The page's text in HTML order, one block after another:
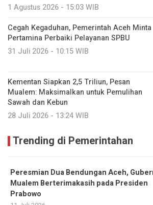
1 Agustus 2026 - 15:03 WIB
Cegah Kegaduhan, Pemerintah Aceh Minta
Pertamina Perbaiki Pelayanan SPBU
31 Juli 2026 - 10:15 WIB
Kementan Siapkan 2,5 Triliun, Pesan
Mualem: Maksimalkan untuk Pemulihan
Sawah dan Kebun
28 Juli 2026 - 13:24 WIB
Trending di Pemerintahan
Peresmian Dua Bendungan Aceh,
Mualem Berterimakasih pada Presiden
Prabowo